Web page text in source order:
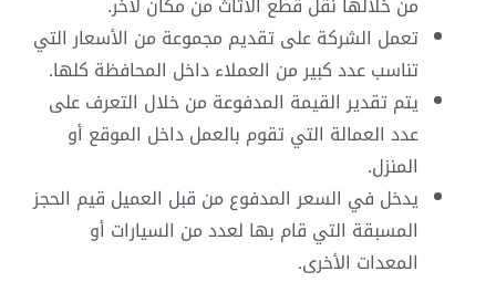
تعمل الشركة على تقديم مجموعة من الأسعار التي
تناسب عدد كبير من العملاء داخل المحافظة كلها.
يتم تقدير القيمة المدفوعة من خلال التعرف على
عدد العمالة التي تقوم بالعمل داخل الموقع أو
المنزل.
يدخل في السعر المدفوع من قبل العميل قيم الحجز
المسبقة التي قام بها لعدد من السيارات أو
المعدات الأخرى.